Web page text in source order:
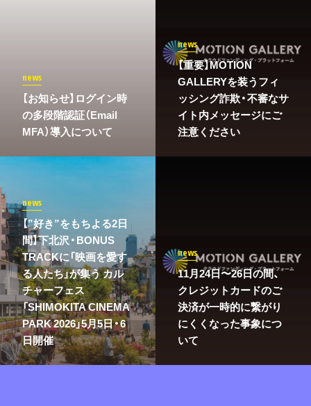
news
​【お知らせ】ログイン時
の多段階認証（Email
MFA）導入について
news
【重要】MOTION
GALLERYを装うフィ
ッシング詐欺・不審なサ
イト内メッセージにご
注意ください
news
【”好き”をもちよる2日
間】下北沢・BONUS
TRACKに「映画を愛す
る人たち」が集う カル
チャーフェス
「SHIMOKITA CINEMA
PARK 2026」5月5日・6
日開催
news
11月24日〜26日の間、
クレジットカードのご
決済が一時的に繋がり
にくくなった事象につ
いて